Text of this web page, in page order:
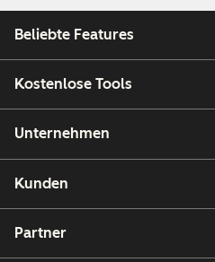
Beliebte Features
Kostenlose Tools
Unternehmen
Kunden
Partner